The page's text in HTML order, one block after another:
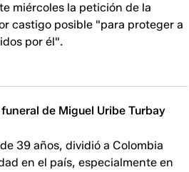
miércoles la petición de la
castigo posible "para proteger a
por él".
de Miguel Uribe Turbay
39 años, dividió a Colombia
en el país, especialmente en